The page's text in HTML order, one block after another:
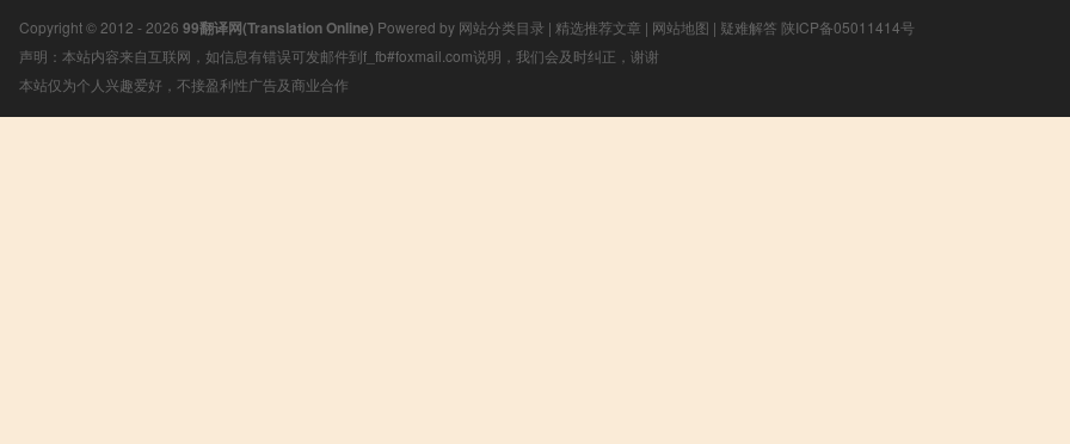
Copyright © 2012 - 2026 99翻译网(Translation Online) Powered by 网站分类目录 | 精选推荐文章 | 网站地图 | 疑难解答 陕ICP备05011414号
声明：本站内容来自互联网，如信息有错误可发邮件到f_fb#foxmail.com说明，我们会及时纠正，谢谢
本站仅为个人兴趣爱好，不接盈利性广告及商业合作